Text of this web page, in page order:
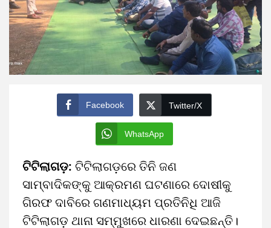
Facebook Twitter/X
WhatsApp
ଟିଟିଲାଗଡ଼: ଟିଟିଲାଗଡ଼ରେ ତିନି ଜଣ
ସାମ୍ବାଦିକଙ୍କୁ ଆକ୍ରମଣ ଘଟଣାରେ ଦୋଷୀକୁ
ଗିରଫ ଦାବିରେ ଗଣମାଧ୍ୟମ ପ୍ରତିନିଧି ଆଜି
ଟିଟିଲାଗଡ଼ ଥାନା ସମ୍ମୁଖରେ ଧାରଣା ଦେଇଛନ୍ତି।